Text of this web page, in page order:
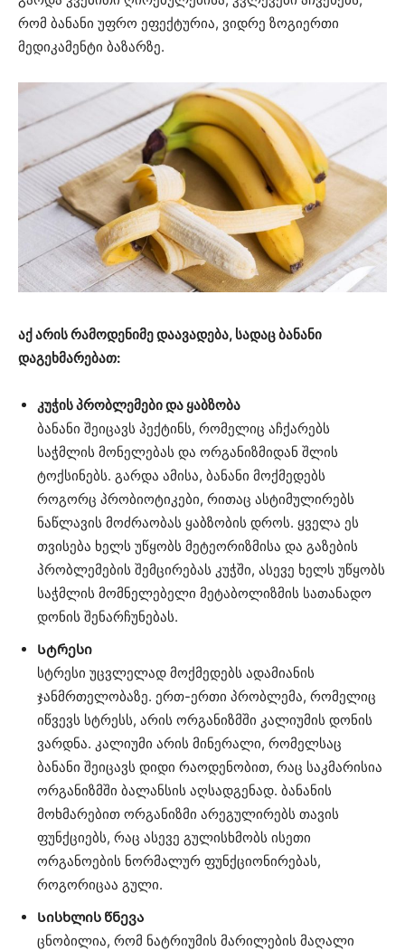
რომ ბანანი უფრო ეფექტურია, ვიდრე ზოგიერთი
მედიკამენტი ბაზარზე.
აქ არის რამოდენიმე დაავადება, სადაც ბანანი
დაგეხმარებათ:
კუჭის პრობლემები და ყაბზობა
ბანანი შეიცავს პექტინს, რომელიც აჩქარებს
საჭმლის მონელებას და ორგანიზმიდან შლის
ტოქსინებს. გარდა ამისა, ბანანი მოქმედებს
როგორც პრობიოტიკები, რითაც ასტიმულირებს
ნაწლავის მოძრაობას ყაბზობის დროს. ყველა ეს
თვისება ხელს უწყობს მეტეორიზმისა და გაზების
პრობლემების შემცირებას კუჭში, ასევე ხელს უწყობს
საჭმლის მომნელებელი მეტაბოლიზმის სათანადო
დონის შენარჩუნებას.
Სტრესი
სტრესი უცვლელად მოქმედებს ადამიანის
ჯანმრთელობაზე. ერთ-ერთი პრობლემა, რომელიც
იწვევს სტრესს, არის ორგანიზმში კალიუმის დონის
ვარდნა. კალიუმი არის მინერალი, რომელსაც
ბანანი შეიცავს დიდი რაოდენობით, რაც საკმარისია
ორგანიზმში ბალანსის აღსადგენად. ბანანის
მოხმარებით ორგანიზმი არეგულირებს თავის
ფუნქციებს, რაც ასევე გულისხმობს ისეთი
ორგანოების ნორმალურ ფუნქციონირებას,
როგორიცაა გული.
Სისხლის წნევა
ცნობილია, რომ ნატრიუმის მარილების მაღალი